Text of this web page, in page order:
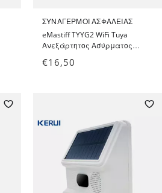
ΣΥΝΑΓΕΡΜΟΊ ΑΣΦΑΛΕΊΑΣ
eMastiff TYYG2 WiFi Tuya
Ανεξάρτητος Ασύρματος
Control Fire Protection Smoke
€16,50